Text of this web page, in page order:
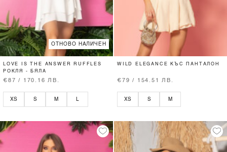
ОТНОВО НАЛИЧЕН
LOVE IS THE ANSWER RUFFLES
РОКЛЯ - БЯЛА
€87 / 170.16 ЛВ.
XS S M
WILD ELEGANCE КЪС ПАНТАЛОН
€79 / 154.51 ЛВ.
XS S M